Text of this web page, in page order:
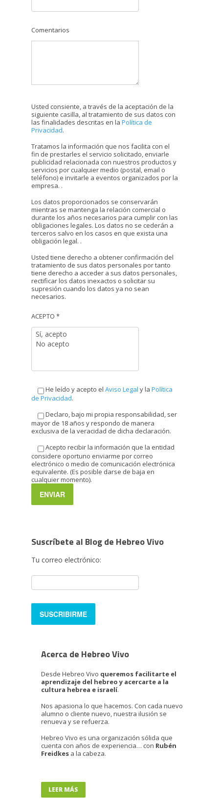
Comentarios
Usted consiente, a través de la aceptación de la
siguiente casilla, al tratamiento de sus datos con
las finalidades descritas en la Política de
Privacidad.
Tratamos la información que nos facilita con el
fin de prestarles el servicio solicitado, enviarle
publicidad relacionada con nuestros productos y
servicios por cualquier medio (postal, email o
teléfono) e invitarle a eventos organizados por la
empresa. .
Los datos proporcionados se conservarán
mientras se mantenga la relación comercial o
durante los años necesarios para cumplir con las
obligaciones legales. Los datos no se cederán a
terceros salvo en los casos en que exista una
obligación legal. .
Usted tiene derecho a obtener confirmación del
tratamiento de sus datos personales por tanto
tiene derecho a acceder a sus datos personales,
rectificar los datos inexactos o solicitar su
supresión cuando los datos ya no sean
necesarios.
ACEPTO *
He leído y acepto el Aviso Legal y la Política
de Privacidad.
Declaro, bajo mi propia responsabilidad, ser
mayor de 18 años y respondo de manera
exclusiva de la veracidad de dicha declaración.
Acepto recibir la información que la entidad
considere oportuno enviarme por correo
electrónico o medio de comunicación electrónica
equivalente. (Es posible darse de baja en
cualquier momento).
Suscríbete al Blog de Hebreo Vivo
Tu correo electrónico:
Acerca de Hebreo Vivo
Desde Hebreo Vivo queremos facilitarte el
aprendizaje del hebreo y acercarte a la
cultura hebrea e israelí.
Nos apasiona lo que hacemos. Con cada nuevo
alumno o cliente nuevo, nuestra ilusión se
renueva y se refuerza.
Hebreo Vivo es una organización sólida que
cuenta con años de experiencia… con Rubén
Freidkes a la cabeza.
LEER MÁS